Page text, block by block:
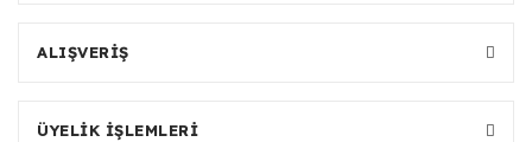
ALIŞVERİŞ
ÜYELİK İŞLEMLERİ